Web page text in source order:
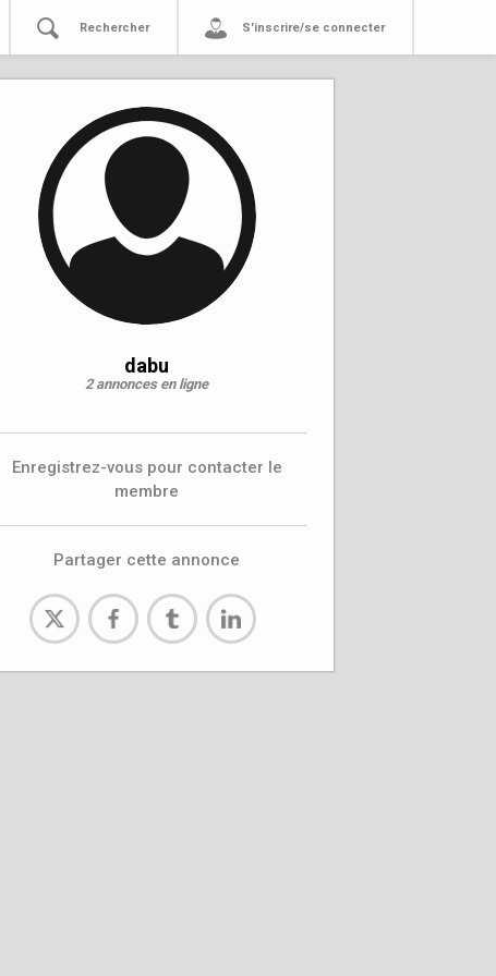
Rechercher S'inscrire/se connecter
dabu
2 annonces en ligne
Enregistrez-vous pour contacter le
membre
Partager cette annonce